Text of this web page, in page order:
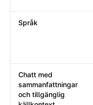
Språk
Chatt med
sammanfattningar
och tillgänglig